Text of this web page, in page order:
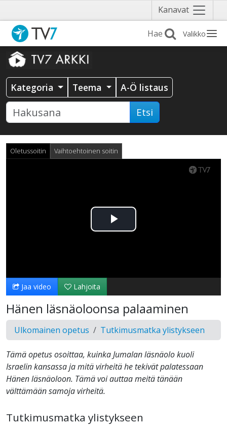
Kanavat Näytä
valikko
Valikko
Kategoria Teema A-Ö listaus
Etsi
Oletussoitin Vaihtoehtoinen soitin
Toista
Jaa video Lahjoita
Hänen läsnäoloonsa palaaminen
Ulkomainen opetus Tutkimusmatka ylistykseen
Tämä opetus osoittaa, kuinka Jumalan läsnäolo kuoli
Israelin kansassa ja mitä virheitä he tekivät palatessaan
Hänen läsnäoloon. Tämä voi auttaa meitä tänään
välttämään samoja virheitä.
Tutkimusmatka ylistykseen